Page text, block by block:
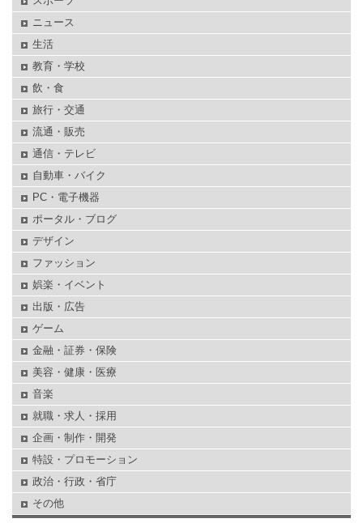
ニュース
生活
教育・学校
飲・食
旅行・交通
流通・販売
通信・テレビ
自動車・バイク
PC・電子機器
ポータル・ブログ
デザイン
ファッション
娯楽・イベント
出版・広告
ゲーム
金融・証券・保険
美容・健康・医療
音楽
就職・求人・採用
企画・制作・開発
特設・プロモーション
政治・行政・省庁
その他